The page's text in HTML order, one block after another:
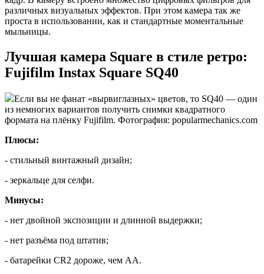
различных визуальных эффектов. При этом камера так же
проста в использовании, как и стандартные моментальные
мыльницы.
Лучшая камера Square в стиле ретро:
Fujifilm Instax Square SQ40
Если вы не фанат «вырвиглазных» цветов, то SQ40 — один
из немногих вариантов получить снимки квадратного
формата на плёнку Fujifilm. Фотография: popularmechanics.com
Плюсы:
- стильный винтажный дизайн;
- зеркальце для селфи.
Минусы:
- нет двойной экспозиции и длинной выдержки;
- нет разъёма под штатив;
- батарейки CR2 дороже, чем АА.